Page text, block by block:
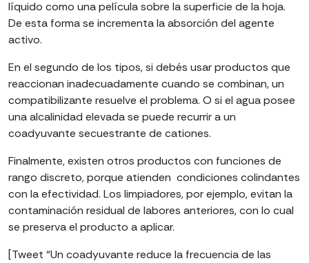
líquido como una película sobre la superficie de la hoja.
De esta forma se incrementa la absorción del agente
activo.
En el segundo de los tipos, si debés usar productos que
reaccionan inadecuadamente cuando se combinan, un
compatibilizante resuelve el problema. O si el agua posee
una alcalinidad elevada se puede recurrir a un
coadyuvante secuestrante de cationes.
Finalmente, existen otros productos con funciones de
rango discreto, porque atienden condiciones colindantes
con la efectividad. Los limpiadores, por ejemplo, evitan la
contaminación residual de labores anteriores, con lo cual
se preserva el producto a aplicar.
[Tweet “Un coadyuvante reduce la frecuencia de las